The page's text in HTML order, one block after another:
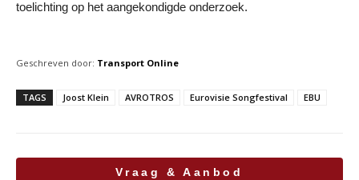
toelichting op het aangekondigde onderzoek.
Geschreven door: Transport Online
TAGS Joost Klein AVROTROS Eurovisie Songfestival EBU
Vraag & Aanbod